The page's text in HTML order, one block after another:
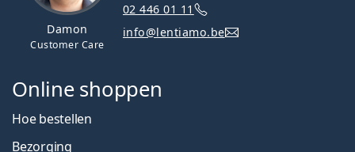
Damon
Customer Care
02 446 01 11
info@lentiamo.be
Online shoppen
Hoe bestellen
Bezorging